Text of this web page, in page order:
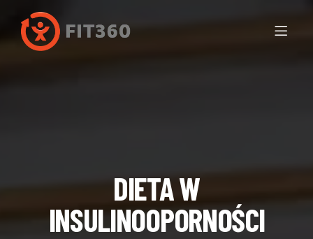
DIETA W
INSULINOOPORNOŚCI